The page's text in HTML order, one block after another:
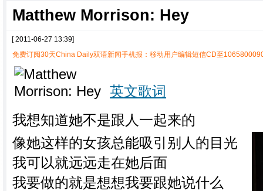
Matthew Morrison: Hey
[ 2011-06-27 13:39]
免费订阅30天China Daily双语新闻手机报：移动用户编辑短信CD至
英文歌词
我想知道她不是跟人一起来的
像她这样的女孩总能吸引别人的目光
我可以就远远走在她后面
我要做的就是想想我要跟她说什么